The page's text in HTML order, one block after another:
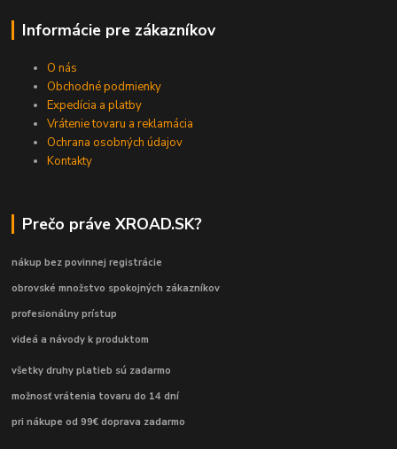
Informácie pre zákazníkov
O nás
Obchodné podmienky
Expedícia a platby
Vrátenie tovaru a reklamácia
Ochrana osobných údajov
Kontakty
Prečo práve XROAD.SK?
nákup bez povinnej registrácie
obrovské množstvo spokojných zákazníkov
profesionálny prístup
videá a návody k produktom
všetky druhy platieb sú zadarmo
možnosť vrátenia tovaru do 14 dní
pri nákupe od 99€ doprava zadarmo